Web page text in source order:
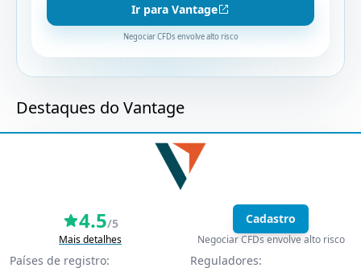
Ir para Vantage
Negociar CFDs envolve alto risco
Destaques do Vantage
4.5/5
Mais detalhes
Cadastro
Negociar CFDs envolve alto risco
Países de registro: Reguladores: